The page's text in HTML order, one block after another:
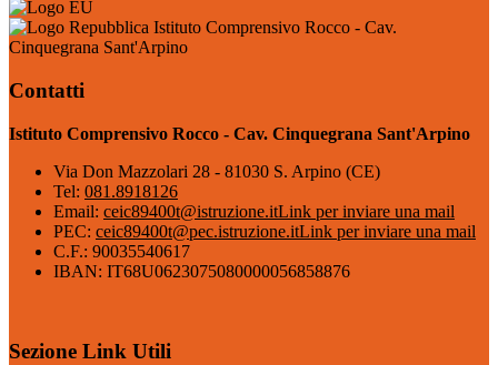
Istituto Comprensivo Rocco - Cav.
Cinquegrana Sant'Arpino
Contatti
Istituto Comprensivo Rocco - Cav. Cinquegrana Sant'Arpino
Via Don Mazzolari 28 - 81030 S. Arpino (CE)
Tel: 081.8918126
Email: ceic89400t@istruzione.itLink per inviare una mail
PEC: ceic89400t@pec.istruzione.itLink per inviare una mail
C.F.: 90035540617
IBAN: IT68U0623075080000056858876
Sezione Link Utili